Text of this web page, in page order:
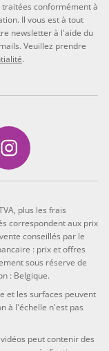
conformément à
Il vous est à tout
newsletter à l'aide du
Veuillez prendre
.
plus les frais
correspondent aux prix
conseillés par le
: prix et offres
sous réserve de
: Belgique.
et les surfaces peuvent
à l'échelle n'est pas
peut contenir des